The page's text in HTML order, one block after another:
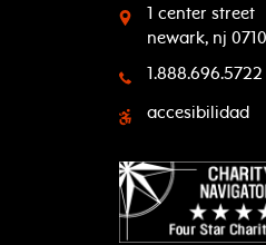
1 center street
newark, nj
1.888.696.5722
accesibilidad